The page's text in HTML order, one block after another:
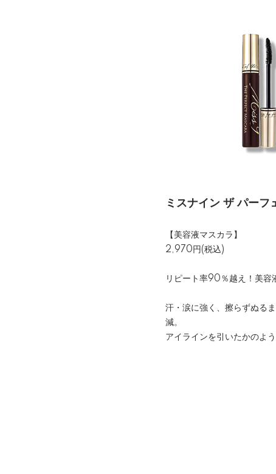
ミスナイン ザ パーフ
【美容液マスカラ】
2,970円(税込)
リピート率90％越え！美容
汗・涙に強く、擦らずぬる
減。
アイラインを引いたかのよ